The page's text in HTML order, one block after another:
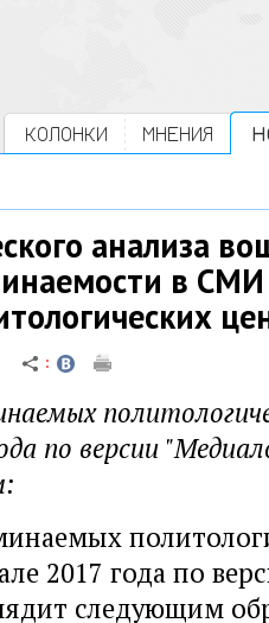
КОЛОНКИ МНЕНИЯ
анализа
в
по версии
2017 года по
следующим